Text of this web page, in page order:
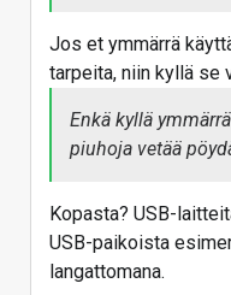
Jos et ymmärrä
tarpeita, niin kyllä se
Enkä kyllä
piuhoja vetää
Kopasta? USB-
USB-paikoista
langattomana.